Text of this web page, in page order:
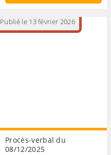
Publié le 13 février 2026
Procès-verbal du
08/12/2025